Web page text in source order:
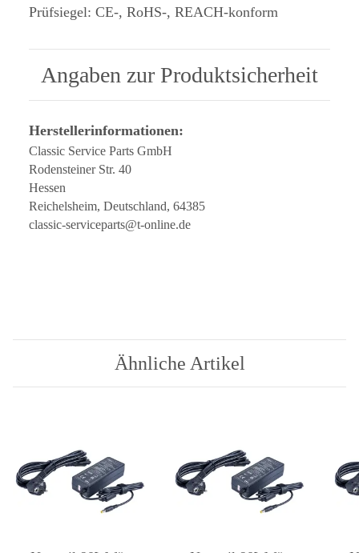
Prüfsiegel: CE-, RoHS-, REACH-konform
Angaben zur Produktsicherheit
Herstellerinformationen:
Classic Service Parts GmbH
Rodensteiner Str. 40
Hessen
Reichelsheim, Deutschland, 64385
classic-serviceparts@t-online.de
Ähnliche Artikel